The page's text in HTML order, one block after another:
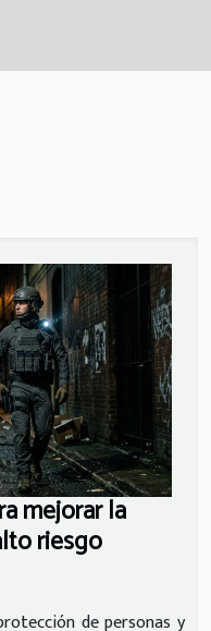
mejorar la
riesgo
de personas y